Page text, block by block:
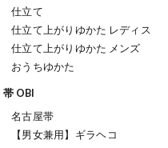
仕立て
仕立て上がりゆかた レディス
仕立て上がりゆかた メンズ
おうちゆかた
帯 OBI
名古屋帯
【男女兼用】ギラヘコ